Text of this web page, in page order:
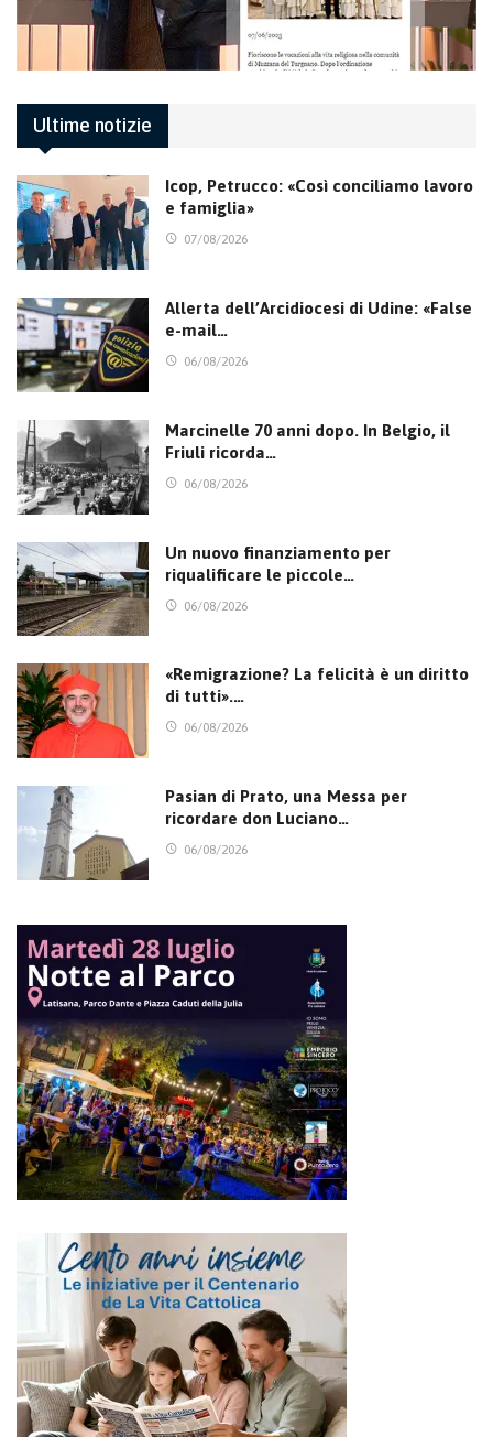
Ultime notizie
Icop, Petrucco: «Così conciliamo lavoro
e famiglia»
07/08/2026
Allerta dell’Arcidiocesi di Udine: «False
e-mail…
06/08/2026
Marcinelle 70 anni dopo. In Belgio, il
Friuli ricorda…
06/08/2026
Un nuovo finanziamento per
riqualificare le piccole…
06/08/2026
«Remigrazione? La felicità è un diritto
di tutti».…
06/08/2026
Pasian di Prato, una Messa per
ricordare don Luciano…
06/08/2026